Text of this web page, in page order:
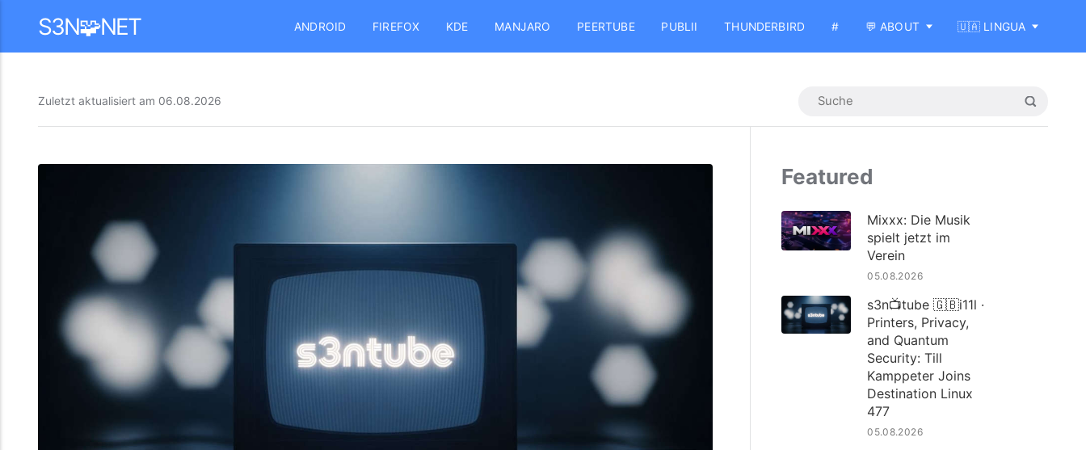
S3N🧩NET ANDROID FIREFOX KDE MANJARO PEERTUBE PUBLII THUNDERBIRD # 💬 ABOUT 🇺🇦 LINGUA
Zuletzt aktualisiert am 06.08.2026
Featured
Mixxx: Die Musik
spielt jetzt im
Verein
05.08.2026
s3n📺tube 🇬🇧i11l ·
Printers, Privacy,
and Quantum
Security: Till
Kamppeter Joins
Destination Linux
477
05.08.2026